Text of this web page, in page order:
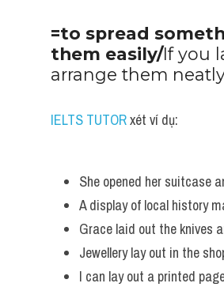
=to spread
them easily/If you
arrange them
IELTS TUTOR xét ví dụ:
She opened her suitcase
A display of local history
Grace laid out the knives
Jewellery lay out in the
I can lay out a printed